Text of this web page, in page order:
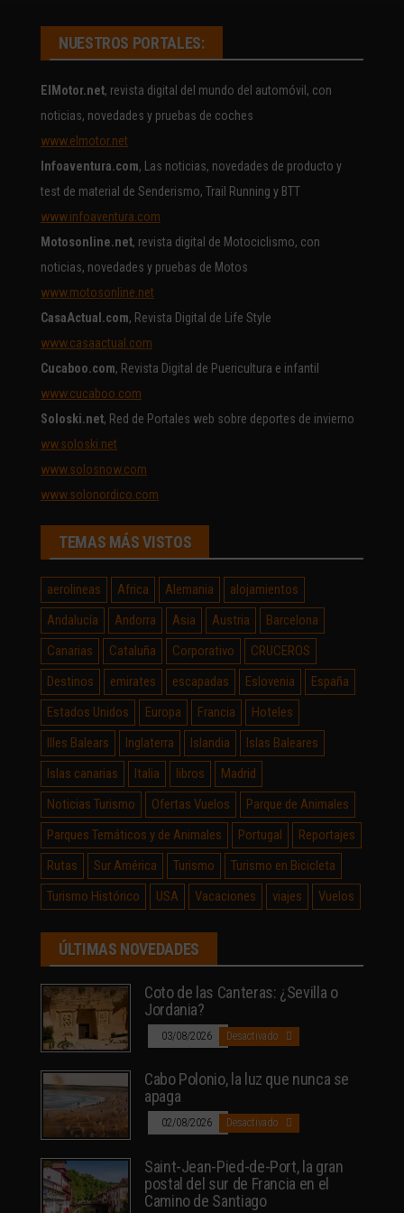
NUESTROS PORTALES:
ElMotor.net, revista digital del mundo del automóvil, con
noticias, novedades y pruebas de coches
www.elmotor.net
Infoaventura.com, Las noticias, novedades de producto y
test de material de Senderismo, Trail Running y BTT
www.infoaventura.com
Motosonline.net, revista digital de Motociclismo, con
noticias, novedades y pruebas de Motos
www.motosonline.net
CasaActual.com, Revista Digital de Life Style
www.casaactual.com
Cucaboo.com, Revista Digital de Puericultura e infantil
www.cucaboo.com
Soloski.net, Red de Portales web sobre deportes de invierno
ww.soloski.net
www.solosnow.com
www.solonordico.com
TEMAS MÁS VISTOS
aerolineas Africa Alemania
alojamientos
Andalucía
Andorra Asia Austria
Barcelona
Canarias
Cataluña Corporativo
CRUCEROS
Destinos
emirates escapadas Eslovenia
España
Estados Unidos
Europa Francia
Hoteles
Illes Balears
Inglaterra Islandia
Islas Baleares
Islas canarias
Italia libros
Madrid
Noticias Turismo
Ofertas Vuelos
Parque de Animales
Parques Temáticos y de Animales
Portugal
Reportajes
Rutas
Sur América Turismo
Turismo en Bicicleta
Turismo Histórico
USA Vacaciones viajes Vuelos
ÚLTIMAS NOVEDADES
Coto de las Canteras: ¿Sevilla o
Jordania?
03/08/2026 Desactivado
Cabo Polonio, la luz que nunca se
apaga
02/08/2026 Desactivado
Saint-Jean-Pied-de-Port, la gran
postal del sur de Francia en el
Camino de Santiago